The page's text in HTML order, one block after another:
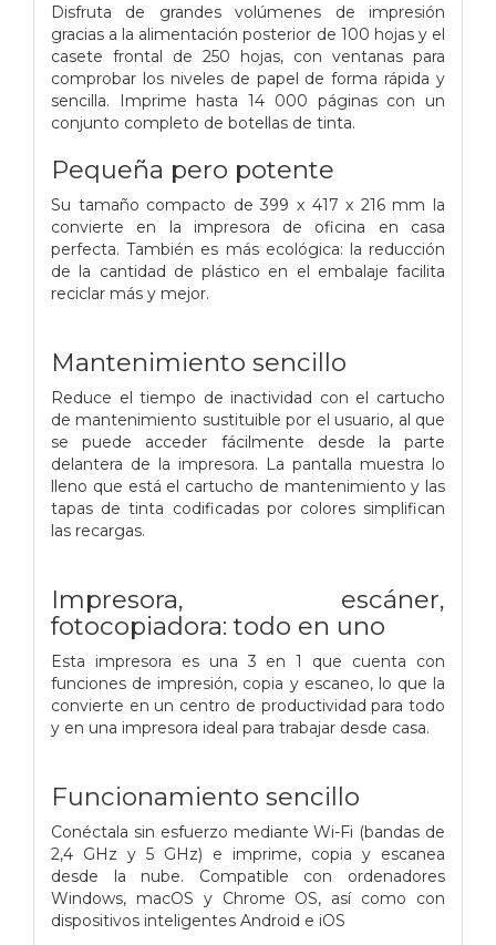
Disfruta de grandes volúmenes de impresión
gracias a la alimentación posterior de 100 hojas y el
casete frontal de 250 hojas, con ventanas para
comprobar los niveles de papel de forma rápida y
sencilla. Imprime hasta 14 000 páginas con un
conjunto completo de botellas de tinta.
Pequeña pero potente
Su tamaño compacto de 399 x 417 x 216 mm la
convierte en la impresora de oficina en casa
perfecta. También es más ecológica: la reducción
de la cantidad de plástico en el embalaje facilita
reciclar más y mejor.
Mantenimiento sencillo
Reduce el tiempo de inactividad con el cartucho
de mantenimiento sustituible por el usuario, al que
se puede acceder fácilmente desde la parte
delantera de la impresora. La pantalla muestra lo
lleno que está el cartucho de mantenimiento y las
tapas de tinta codificadas por colores simplifican
las recargas.
Impresora, escáner,
fotocopiadora: todo en uno
Esta impresora es una 3 en 1 que cuenta con
funciones de impresión, copia y escaneo, lo que la
convierte en un centro de productividad para todo
y en una impresora ideal para trabajar desde casa.
Funcionamiento sencillo
Conéctala sin esfuerzo mediante Wi-Fi (bandas de
2,4 GHz y 5 GHz) e imprime, copia y escanea
desde la nube. Compatible con ordenadores
Windows, macOS y Chrome OS, así como con
dispositivos inteligentes Android e iOS